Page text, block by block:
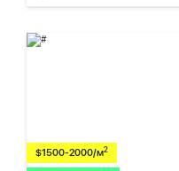
$1500-2000/м2